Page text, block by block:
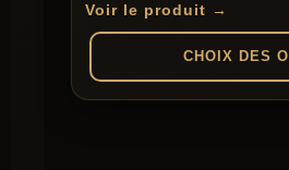
Voir le produit →
CHOIX DES